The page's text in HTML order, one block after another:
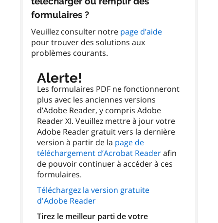
formulaires ?
Veuillez consulter notre page d’aide
pour trouver des solutions aux
problèmes courants.
Alerte!
Les formulaires PDF ne fonctionneront
plus avec les anciennes versions
d’Adobe Reader, y compris Adobe
Reader XI. Veuillez mettre à jour votre
Adobe Reader gratuit vers la dernière
version à partir de la page de
téléchargement d’Acrobat Readerafin
de pouvoir continuer à accéder à ces
formulaires.
Téléchargez la version gratuite
d'Adobe Reader
Tirez le meilleur parti de votre